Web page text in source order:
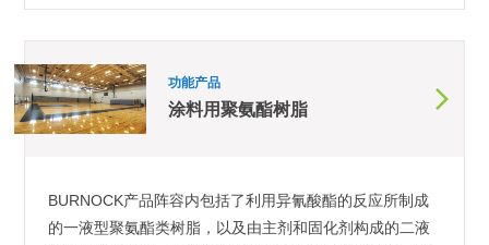
功能产品
涂料用聚氨酯树脂
BURNOCK产品阵容内包括了利用异氰酸酯的反应所制成
的一液型聚氨酯类树脂，以及由主剂和固化剂构成的二液